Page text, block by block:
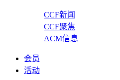
CCF新闻
CCF聚焦
ACM信息
会员
活动